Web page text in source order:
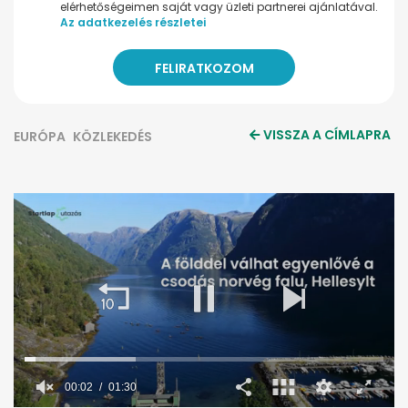
elérhetőségeimen saját vagy üzleti partnerei ajánlatával.
Az adatkezelés részletei
EURÓPA KÖZLEKEDÉS VISSZA A CÍMLAPRA